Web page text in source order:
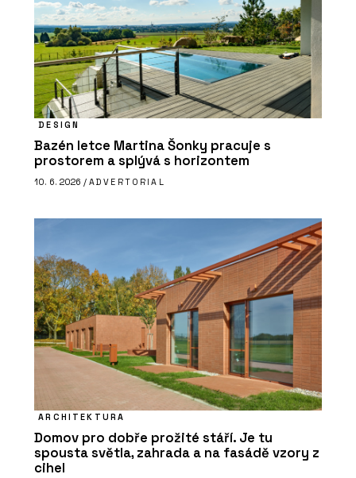
DESIGN
Bazén letce Martina Šonky pracuje s
prostorem a splývá s horizontem
10. 6. 2026 / ADVERTORIAL
ARCHITEKTURA
Domov pro dobře prožité stáří. Je tu
spousta světla, zahrada a na fasádě vzory z
cihel